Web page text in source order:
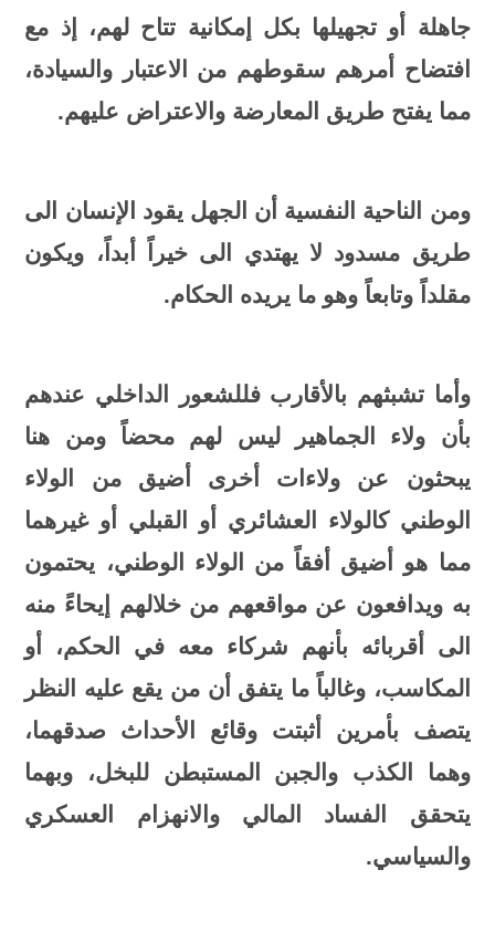
جاهلة أو تجهيلها بكل إمكانية تتاح لهم، إذ مع
افتضاح أمرهم سقوطهم من الاعتبار والسيادة،
مما يفتح طريق المعارضة والاعتراض عليهم.
ومن الناحية النفسية أن الجهل يقود الإنسان الى
طريق مسدود لا يهتدي الى خيراً أبداً، ويكون
مقلداً وتابعاً وهو ما يريده الحكام.
وأما تشبثهم بالأقارب فللشعور الداخلي عندهم
بأن ولاء الجماهير ليس لهم محضاً ومن هنا
يبحثون عن ولاءات أخرى أضيق من الولاء
الوطني كالولاء العشائري أو القبلي أو غيرهما
مما هو أضيق أفقاً من الولاء الوطني، يحتمون
به ويدافعون عن مواقعهم من خلالهم إيحاءً منه
الى أقربائه بأنهم شركاء معه في الحكم، أو
المكاسب، وغالباً ما يتفق أن من يقع عليه النظر
يتصف بأمرين أثبتت وقائع الأحداث صدقهما،
وهما الكذب والجبن المستبطن للبخل، وبهما
يتحقق الفساد المالي والانهزام العسكري
والسياسي.